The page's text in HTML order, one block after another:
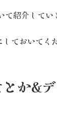
紹介してい
しておいてく
か&